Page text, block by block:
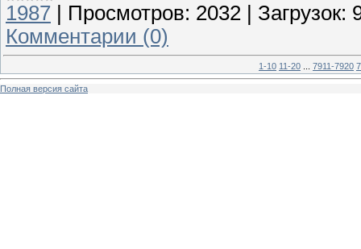
1987
Просмотров: 2032 Загрузок:
Комментарии (0)
1-10 11-20 7911-7920
Полная версия сайта